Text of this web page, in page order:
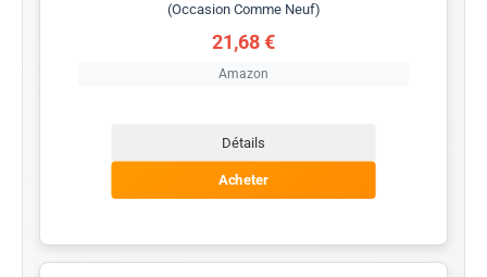
(Occasion Comme Neuf)
21,68 €
Amazon
Détails
Acheter